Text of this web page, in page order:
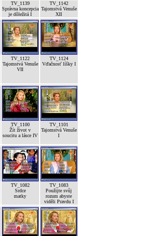
TV_1139
Správna koncepcia
je dôležitá I
TV_1142
Tajomstvá Venuše
XII
TV_1122
Tajomstvá Venuše
VII
TV_1124
Vďačnosť líšky I
TV_1100
Žít život v
soucitu a lásce IV
TV_1101
Tajomstvá Venuše
I
TV_1082
Srdce
matky
TV_1083
Použijte svůj
rozum abyste
viděli Pravdu I